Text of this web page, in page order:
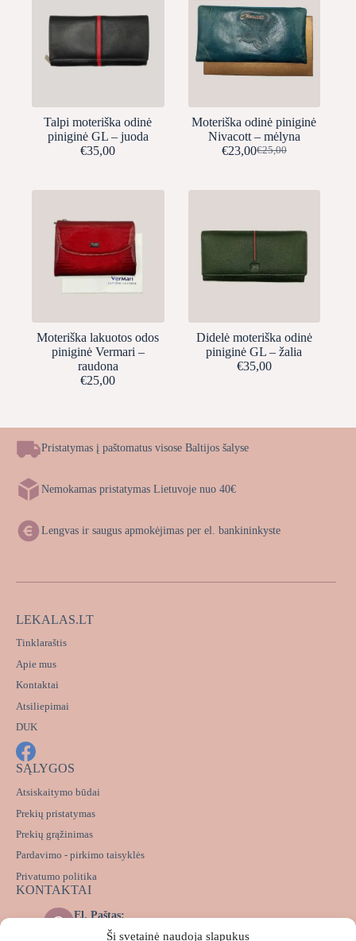
Ši svetainė naudoja slapukus
Talpi moteriška odinė
piniginė GL – juoda
€35,00
Moteriška odinė piniginė
Nivacott – mėlyna
€25,00
Original
€23,00Current
Moteriška lakuotos odos
piniginė Vermari –
raudona
€25,00
Didelė moteriška odinė
piniginė GL – žalia
€35,00
Pristatymas į paštomatus visose Baltijos šalyse
Nemokamas pristatymas Lietuvoje nuo 40€
Lengvas ir saugus apmokėjimas per el. bankininkyste
LEKALAS.LT
Tinklaraštis
Apie mus
Kontaktai
Atsiliepimai
DUK
SĄLYGOS
Atsiskaitymo būdai
Prekių pristatymas
Prekių grąžinimas
Pardavimo - pirkimo taisyklės
Privatumo politika
KONTAKTAI
El. Paštas:
info@lekalas.lt